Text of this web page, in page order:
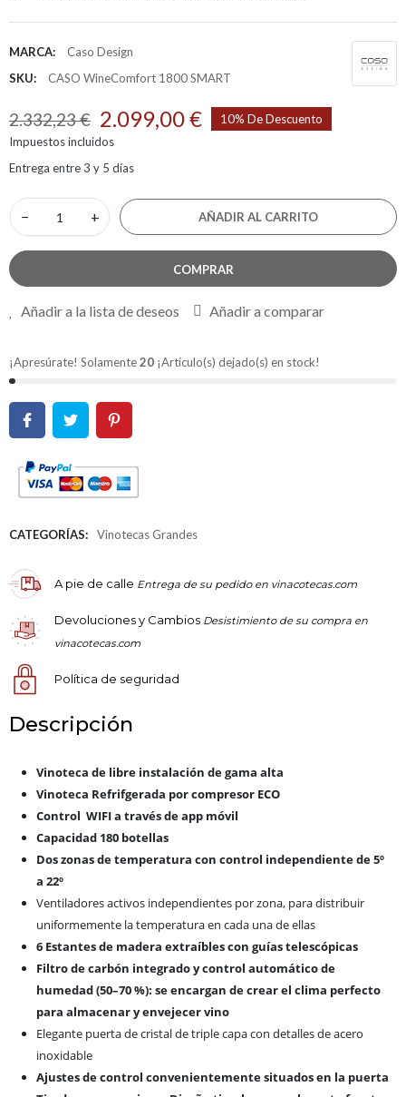
MARCA:
Caso Design
SKU:
CASO WineComfort 1800 SMART
2.332,23 € 2.099,00 €
10% De Descuento
Impuestos incluidos
Entrega entre 3 y 5 días
− + AÑADIR AL CARRITO
COMPRAR
Añadir a la lista de deseos Añadir a comparar
¡Apresúrate! Solamente20 ¡Artículo(s) dejado(s) en stock!
CATEGORÍAS: Vinotecas Grandes
A pie de calle Entrega de su pedido en vinacotecas.com
Devoluciones y Cambios Desistimiento de su compra en
vinacotecas.com
Política de seguridad
Descripción
Vinoteca de libre instalación de gama alta
Vinoteca Refrifgerada por compresor ECO
Control WIFI a través de app móvil
Capacidad 180 botellas
Dos zonas de temperatura con control independiente de 5º
a 22º
Ventiladores activos independientes por zona, para distribuir
uniformemente la temperatura en cada una de ellas
6 Estantes de madera extraíbles con guías telescópicas
Filtro de carbón integrado y control automático de
humedad (50–70 %): se encargan de crear el clima perfecto
para almacenar y envejecer vino
Elegante puerta de cristal de triple capa con detalles de acero
inoxidable
Ajustes de control convenientemente situados en la puerta